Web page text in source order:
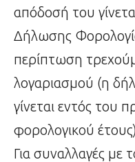
απόδοσή του
Δήλωσης
περίπτωση
λογαριασμού (η
γίνεται εντός του
φορολογικού
Για συναλλαγές με